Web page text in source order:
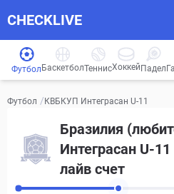
CHECKLIVE
Футбол БаскетболТеннисХоккей Падел
Футбол /КВБКУП Интеграсан U-11
Бразилия
Интеграсан U-
лайв счет